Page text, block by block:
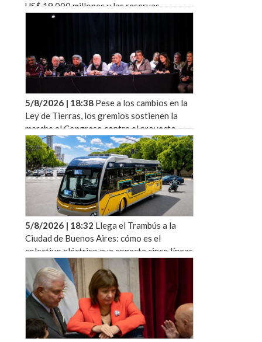
US$ 19.000 millones y las reservas
superaron los US$ 50.000 millones
5/8/2026 | 18:38Pese a los cambios en la
Ley de Tierras, los gremios sostienen la
marcha al Congreso contra el proyecto
oficial
5/8/2026 | 18:32 Llega el Trambús a la
Ciudad de Buenos Aires: cómo es el
colectivo eléctrico que conecta cinco líneas
de subte sin pasar por el centro